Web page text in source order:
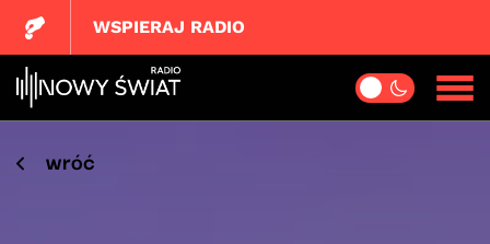
WSPIERAJ RADIO
wróć